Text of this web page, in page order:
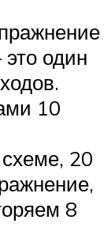
один
10
20
8